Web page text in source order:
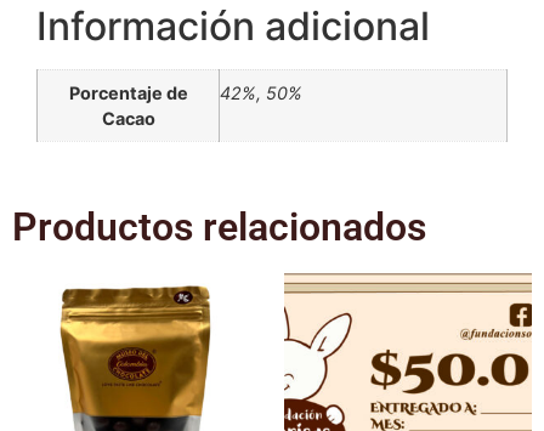
Información adicional
Porcentaje de
Cacao
42%, 50%
Productos relacionados